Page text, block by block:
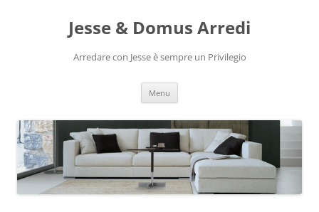
Jesse & Domus Arredi
Arredare con Jesse è sempre un Privilegio
Menu